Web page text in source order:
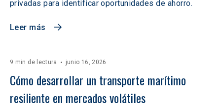
privadas para identificar oportunidades de ahorro.
Leer más
9 min de lectura junio 16, 2026
Cómo desarrollar un transporte marítimo
resiliente en mercados volátiles